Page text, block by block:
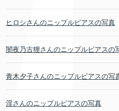
ヒロシさんのニップルピアスの写真
闇夜乃古狸さんのニップルピアスの
青木夕子さんのニップルピアスの写
淫さんのニップルピアスの写真